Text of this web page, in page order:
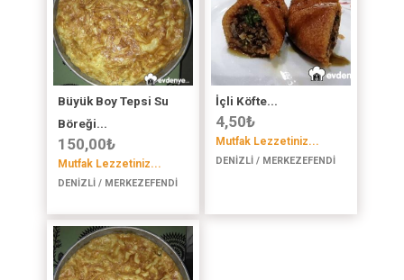
Büyük Boy Tepsi Su
Böreği...
150,00₺
Mutfak Lezzetiniz...
DENİZLİ / MERKEZEFENDİ
İçli Köfte...
4,50₺
Mutfak Lezzetiniz...
DENİZLİ / MERKEZEFENDİ